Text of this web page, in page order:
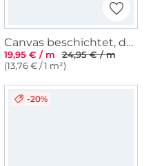
Canvas beschichtet, dunkelbeige
19,95 € / m
24,95 € / m
(13,76 € / 1 m²)
-20%